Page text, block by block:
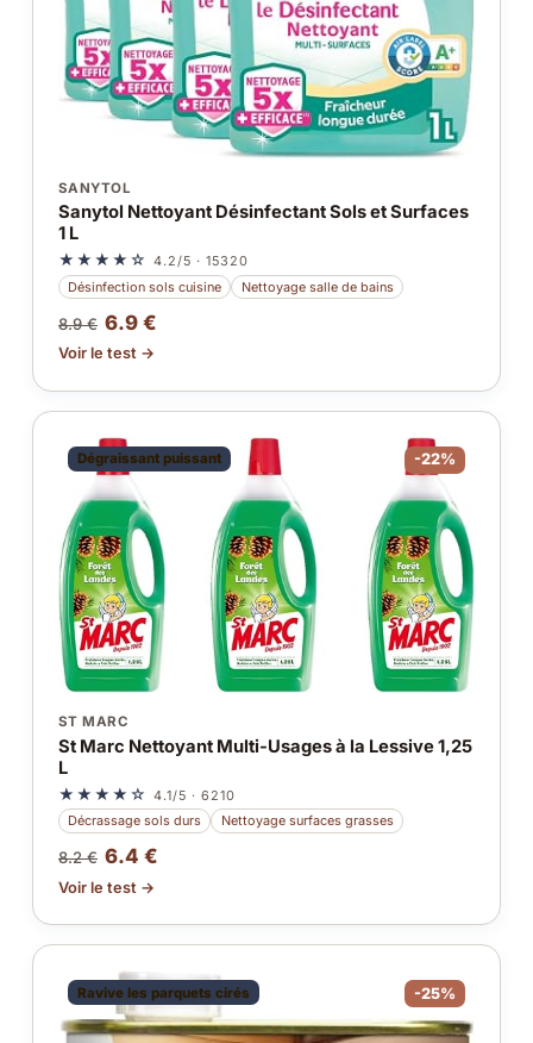
SANYTOL
Sanytol Nettoyant Désinfectant Sols et Surfaces
1 L
★★★★☆ 4.2/5 · 15320
Désinfection sols cuisine
Nettoyage salle de bains
8.9 € 6.9 €
Voir le test →
Dégraissant puissant -22%
ST MARC
St Marc Nettoyant Multi-Usages à la Lessive 1,25
L
★★★★☆ 4.1/5 · 6210
Décrassage sols durs
Nettoyage surfaces grasses
8.2 € 6.4 €
Voir le test →
Ravive les parquets cirés -25%